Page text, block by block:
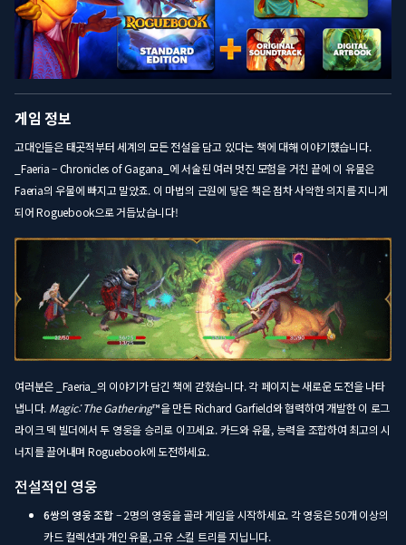
게임 정보
고대인들은 태곳적부터 세계의 모든 전설을 담고 있다는 책에 대해 이야기했습니다.
_Faeria – Chronicles of Gagana_에 서술된 여러 멋진 모험을 거친 끝에 이 유물은
Faeria의 우물에 빠지고 말았죠. 이 마법의 근원에 닿은 책은 점차 사악한 의지를 지니게
되어 Roguebook으로 거듭났습니다!
여러분은 _Faeria_의 이야기가 담긴 책에 갇혔습니다. 각 페이지는 새로운 도전을 나타
냅니다. Magic: The Gathering™을 만든 Richard Garfield와 협력하여 개발한 이 로그
라이크 덱 빌더에서 두 영웅을 승리로 이끄세요. 카드와 유물, 능력을 조합하여 최고의 시
너지를 끌어내며 Roguebook에 도전하세요.
전설적인 영웅
6쌍의 영웅 조합– 2명의 영웅을 골라 게임을 시작하세요. 각 영웅은 50개 이상의
카드 컬렉션과 개인 유물, 고유 스킬 트리를 지닙니다.